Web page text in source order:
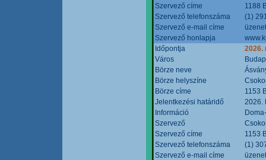
Szervező címe
1188
Szervező telefonszáma
(1)
Szervező e-mail címe
Szervező honlapja
Időpontja
2026.
Város
Börze neve
Börze helyszíne
Börze címe
1153
Jelentkezési határidő
2026.
Információ
Szervező
Szervező címe
1153
Szervező telefonszáma
(1)
Szervező e-mail címe